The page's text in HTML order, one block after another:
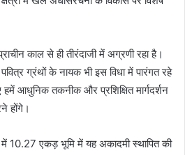
काल से ही तीरंदाजी में अग्रणी रहा है।
ग्रंथों के नायक भी इस विधा में पारंगत रहे
आधुनिक तकनीक और प्रशिक्षित मार्गदर्शन
होंगे।
10.27 एकड़ भूमि में यह अकादमी स्थापित की